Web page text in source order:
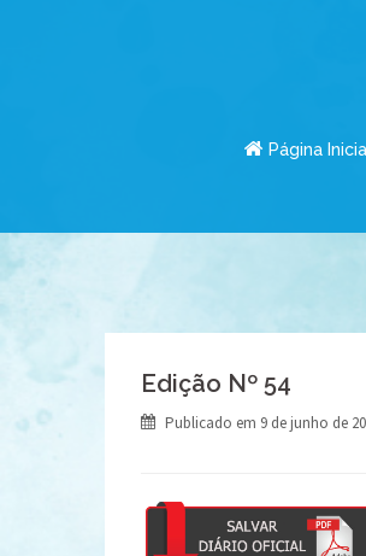
Página
Edição Nº 54
Publicado em 9 de junho de